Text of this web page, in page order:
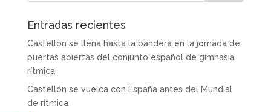
Entradas recientes
Castellón se llena hasta la bandera en la jornada de
puertas abiertas del conjunto español de gimnasia
rítmica
Castellón se vuelca con España antes del Mundial
de rítmica